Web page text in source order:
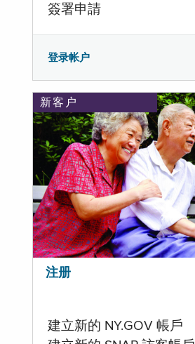
簽署申請
登录帐户
新客户
注册
建立新的 NY.GOV 帳戶